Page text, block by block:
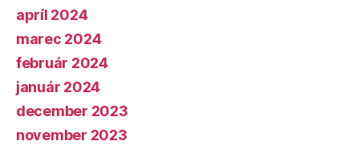
apríl 2024
marec 2024
február 2024
január 2024
december 2023
november 2023